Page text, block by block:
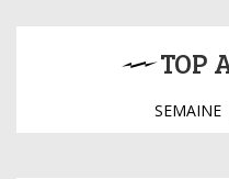
TOP
SEMAINE